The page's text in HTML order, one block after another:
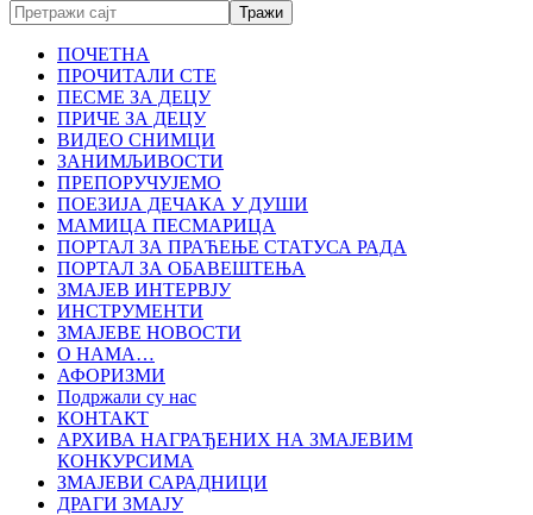
ПОЧЕТНА
ПРОЧИТАЛИ СТЕ
ПЕСМЕ ЗА ДЕЦУ
ПРИЧЕ ЗА ДЕЦУ
ВИДЕО СНИМЦИ
ЗАНИМЉИВОСТИ
ПРЕПОРУЧУЈЕМО
ПОЕЗИЈА ДЕЧАКА У ДУШИ
МАМИЦА ПЕСМАРИЦА
ПОРТАЛ ЗА ПРАЋЕЊЕ СТАТУСА РАДА
ПОРТАЛ ЗА ОБАВЕШТЕЊА
ЗМАЈЕВ ИНТЕРВЈУ
ИНСТРУМЕНТИ
ЗМАЈЕВЕ НОВОСТИ
О НАМА…
АФОРИЗМИ
Подржали су нас
КОНТАКТ
АРХИВА НАГРАЂЕНИХ НА ЗМАЈЕВИМ
КОНКУРСИМА
ЗМАЈЕВИ САРАДНИЦИ
ДРАГИ ЗМАЈУ